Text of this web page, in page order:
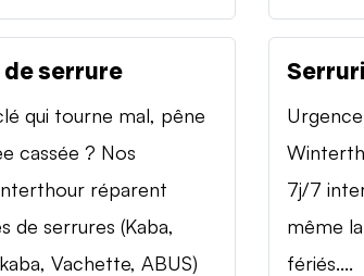
serrure
qui tourne mal, pêne
cassée ? Nos
réparent
de serrures (Kaba,
Vachette, ABUS)
7j/7
même
fériés....